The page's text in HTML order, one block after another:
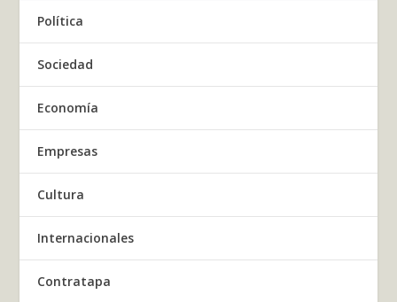
Política
Sociedad
Economía
Empresas
Cultura
Internacionales
Contratapa